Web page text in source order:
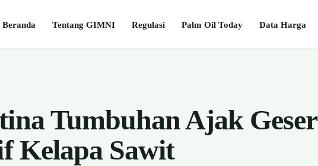
Beranda Tentang GIMNI Regulasi Palm Oil Today Data Harga
Tumbuhan Ajak Geser
Kelapa Sawit